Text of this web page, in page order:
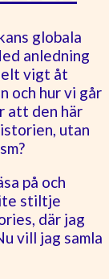
globala
anledning
vigt åt
och hur vi går
att den här
utan
på och
stiltje
där jag
vill jag samla